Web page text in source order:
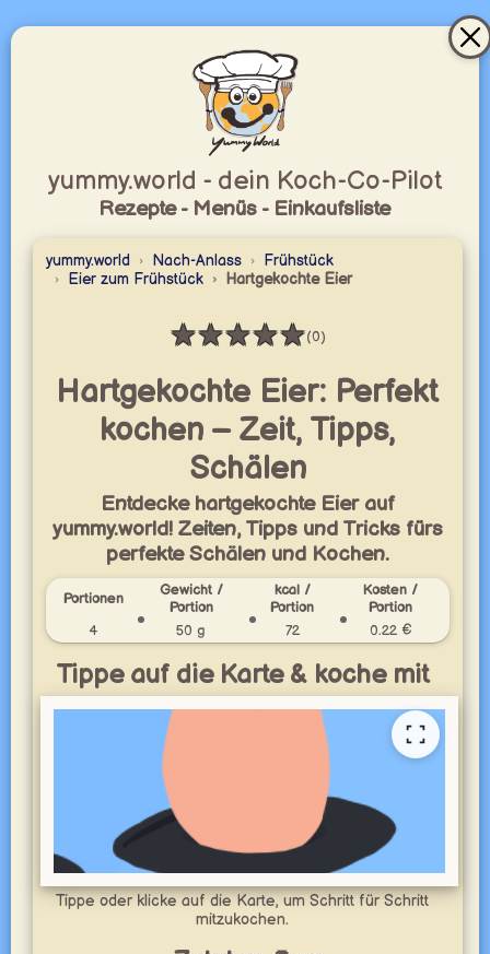
yummy.world - dein Koch-Co-Pilot
Rezepte - Menüs - Einkaufsliste
yummy.world Nach-Anlass
Frühstück
Eier zum Frühstück
Hartgekochte Eier
★★★★★
Bewertung: 0 / 5
(0)
Hartgekochte Eier: Perfekt
kochen – Zeit, Tipps,
Schälen
Entdecke hartgekochte Eier auf
yummy.world! Zeiten, Tipps und Tricks fürs
perfekte Schälen und Kochen.
Portionen
Gewicht /
Portion
kcal /
Portion
Kosten /
Portion
4
50 g 72 0.22 €
Tippe auf die Karte & koche mit
Tippe oder klicke auf die Karte, um Schritt für Schritt
mitzukochen.